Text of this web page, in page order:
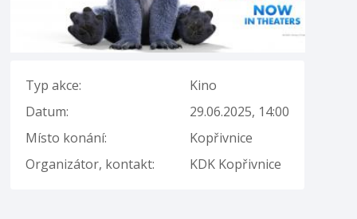
Typ akce:
Kino
Datum:
29.06.2025, 14:00
Místo konání:
Kopřivnice
Organizátor, kontakt:
KDK Kopřivnice